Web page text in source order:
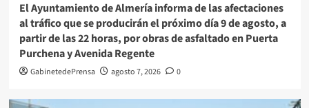
El Ayuntamiento de Almería informa de las afectaciones
al tráfico que se producirán el próximo día 9 de agosto, a
partir de las 22 horas, por obras de asfaltado en Puerta
Purchena y Avenida Regente
GabinetedePrensa agosto 7, 2026 0